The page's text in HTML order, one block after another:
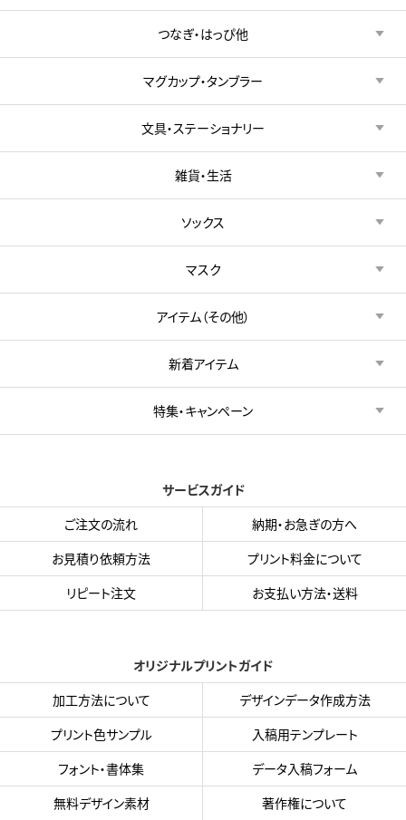
つなぎ・はっぴ他
マグカップ・タンブラー
文具・ステーショナリー
雑貨・生活
ソックス
マスク
アイテム（その他）
新着アイテム
特集・キャンペーン
サービスガイド
ご注文の流れ
納期・お急ぎの方へ
お見積り依頼方法
プリント料金について
リピート注文
お支払い方法・送料
オリジナルプリントガイド
加工方法について
デザインデータ作成方法
プリント色サンプル
入稿用テンプレート
フォント・書体集
データ入稿フォーム
無料デザイン素材
著作権について